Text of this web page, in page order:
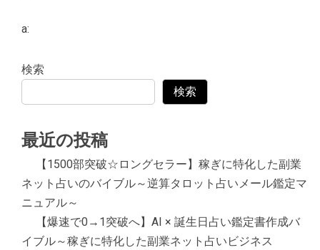
a:
検索
検索
最近の投稿
【1500部突破☆ロングセラー】稼ぎに特化した副業
ネット占いのバイブル～逆算タロット占いメール鑑定マ
ニュアル～
【爆速で0→1突破へ】AI × 誕生日占い鑑定書作成バ
イブル～稼ぎに特化した副業ネット占いビジネス